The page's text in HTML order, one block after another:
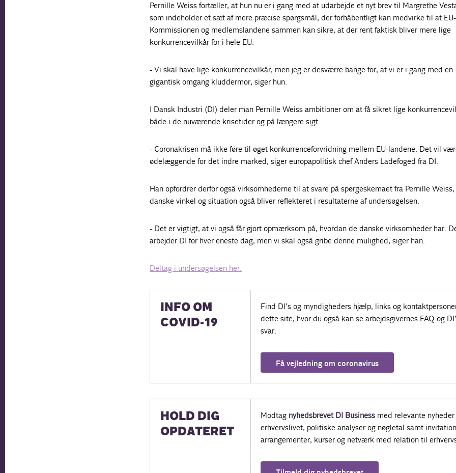
Pernille Weiss fortæller, at hun nu er i gang med at udarbejde et nyt brev til Margrethe
som indeholder et sæt af mere præcise spørgsmål, der forhåbentligt kan medvirke til at EU-
Kommissionen og medlemslandene sammen kan sikre, at der rent faktisk bliver mere lige
konkurrencevilkår for i hele EU.
- Vi skal have lige konkurrencevilkår, men jeg er desværre bange for, at vi er i gang med en
gigantisk omgang kluddermor, siger hun.
I Dansk Industri (DI) deler man Pernille Weiss ambitioner om at få sikret lige
både i de nuværende krisetider og på længere sigt.
- Coronakrisen må ikke føre til øget konkurrenceforvridning mellem EU-landene. Det vil
ødelæggende for det indre marked, siger europapolitisk chef Anders Ladefoged fra DI.
Han opfordrer derfor også virksomhederne til at svare på spørgeskemaet fra Pernille
danske vinkel og situation også bliver reflekteret i resultaterne af undersøgelsen.
- Det er vigtigt, at vi også får gjort opmærksom på, hvordan de danske virksomheder har.
arbejder DI for hver eneste dag, men vi skal også gribe denne mulighed, siger han.
Deltag i undersøgelsen her.
INFO OM
COVID-19
Find DI’s og myndigheders hjælp, links og
dette site, hvor du også kan se arbejdsgivernes FAQ og
svar.
Få vejledning om coronavirus
HOLD DIG
OPDATERET
Modtag nyhedsbrevet DI Businessmed relevante nyheder
erhvervslivet, politiske analyser og nøgletal samt
arrangementer, kurser og netværk med relation til